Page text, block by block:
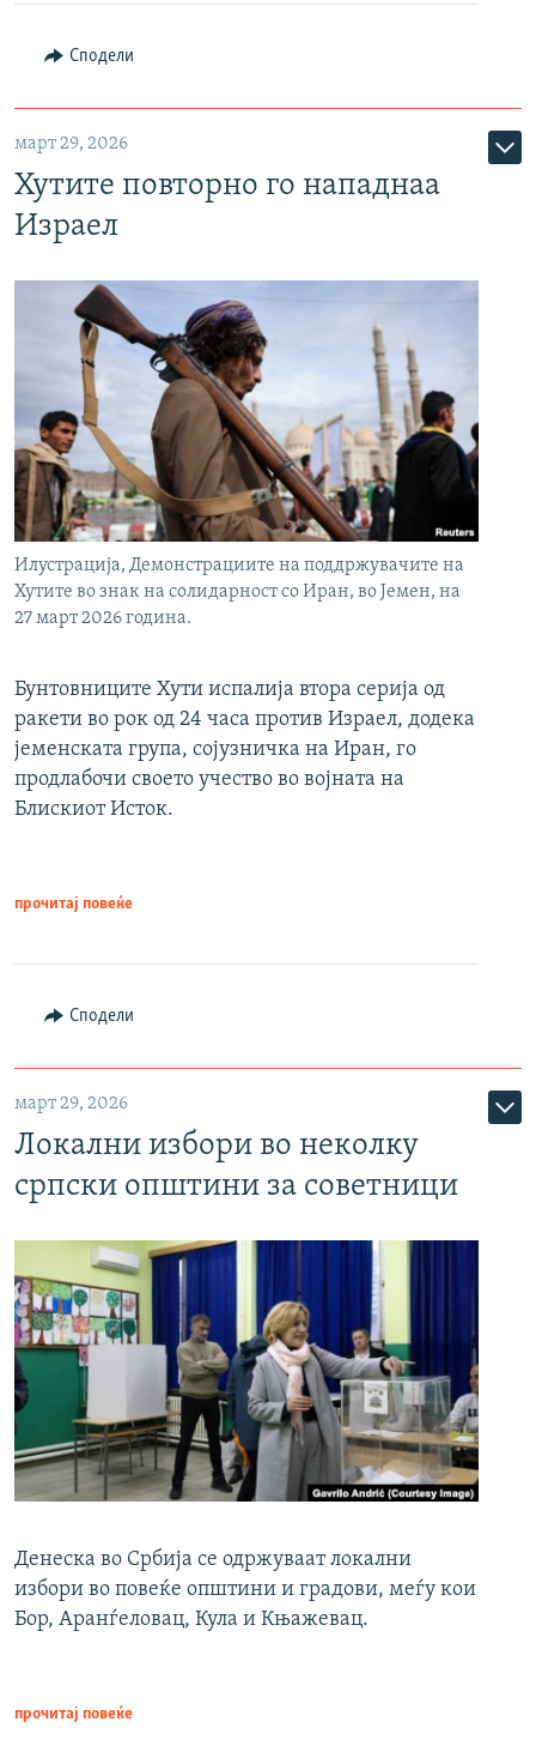
Сподели
март 29, 2026
Хутите повторно го нападнаа
Израел
Илустрација, Демонстрациите на поддржувачите на
Хутите во знак на солидарност со Иран, во Јемен, на
27 март 2026 година.
Бунтовниците Хути испалија втора серија од
ракети во рок од 24 часа против Израел, додека
јеменската група, сојузничка на Иран, го
продлабочи своето учество во војната на
Блискиот Исток.
прочитај повеќе
Сподели
март 29, 2026
Локални избори во неколку
српски општини за советници
Денеска во Србија се одржуваат локални
избори во повеќе општини и градови, меѓу кои
Бор, Аранѓеловац, Кула и Књажевац.
прочитај повеќе